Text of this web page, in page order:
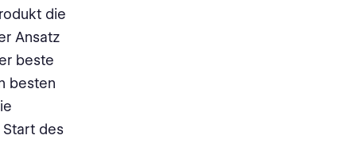
die
Ansatz
beste
besten
des